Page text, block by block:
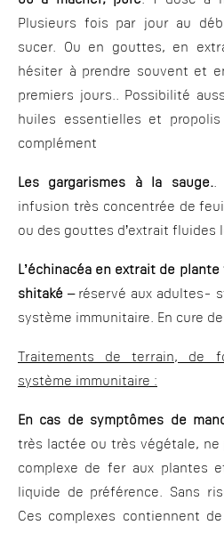
Plusieurs fois par jour au
sucer. Ou en gouttes, en
hésiter à prendre souvent et
premiers jours.. Possibilité
huiles essentielles et
complément
Les gargarismes à la sauge..
infusion très concentrée de
ou des gouttes d’extrait fluides
L’échinacéa en extrait de
shitaké – réservé aux adultes-
système immunitaire. En cure de
Traitements de terrain, de
système immunitaire :
En cas de symptômes de
très lactée ou très végétale, ne
complexe de fer aux plantes
liquide de préférence. Sans
Ces complexes contiennent